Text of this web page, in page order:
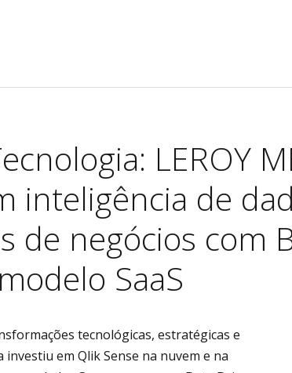
LEROY
inteligência de
de negócios com
SaaS
tecnológicas, estratégicas e
em Qlik Sense na nuvem e na